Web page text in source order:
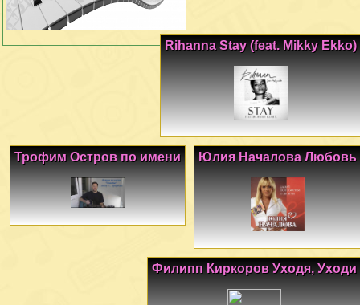
Rihanna Stay (feat. Mikky Ekko)
Юлия Началова Любовь
Трофим Остров по имени
Филипп Киркоров Уходя, Уходи